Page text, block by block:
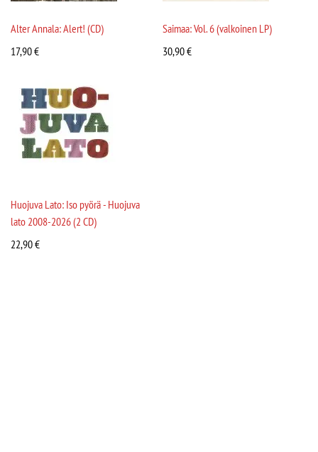
Alter Annala: Alert! (CD)
17,90€
Saimaa: Vol. 6 (valkoinen LP)
30,90€
Huojuva Lato: Iso pyörä - Huojuva
lato 2008-2026 (2 CD)
22,90€